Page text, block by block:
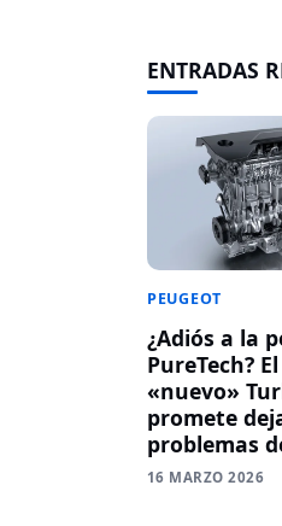
ENTRADAS
PEUGEOT
¿Adiós a la
PureTech?
«nuevo»
promete
problemas
16 MARZO 2026